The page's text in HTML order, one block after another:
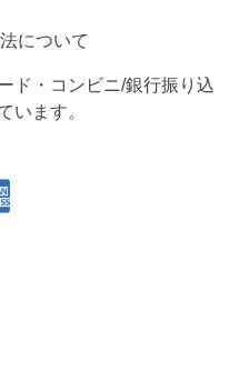
について
ド・コンビニ/銀行振り込
います。